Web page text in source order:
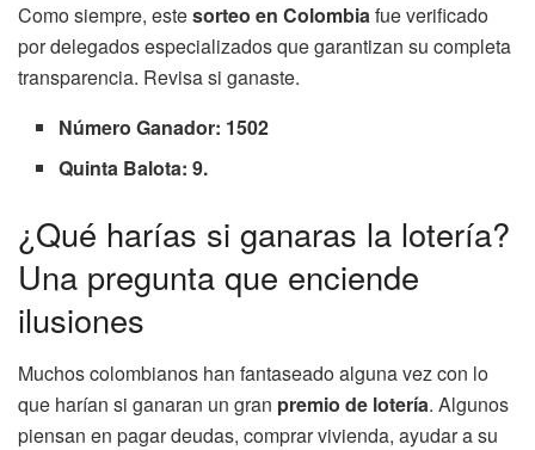
Como siempre, estesorteo en Colombiafue verificado
por delegados especializados que garantizan su completa
transparencia. Revisa si ganaste.
Número Ganador: 1502
Quinta Balota: 9.
¿Qué harías si ganaras la lotería?
Una pregunta que enciende
ilusiones
Muchos colombianos han fantaseado alguna vez con lo
que harían si ganaran un gran premio de lotería. Algunos
piensan en pagar deudas, comprar vivienda, ayudar a su